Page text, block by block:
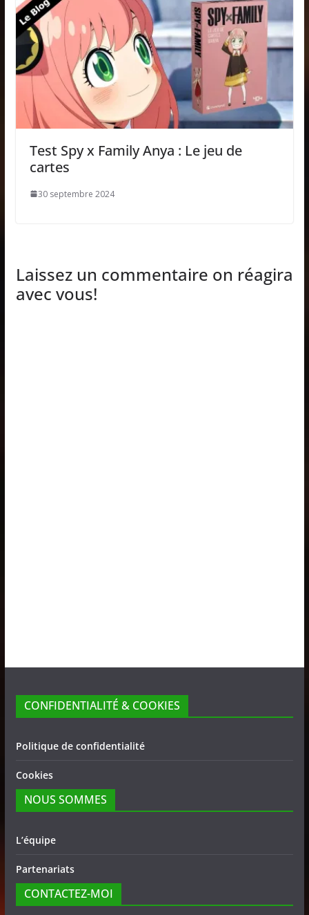
Test Spy x Family Anya : Le jeu de
cartes
30 septembre 2024
Laissez un commentaire on réagira
avec vous!
CONFIDENTIALITÉ & COOKIES
Politique de confidentialité
Cookies
NOUS SOMMES
L’équipe
Partenariats
CONTACTEZ-MOI